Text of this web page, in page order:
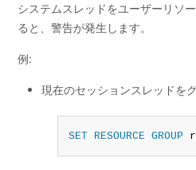
システムスレッドをユーザーリソ
ると、警告が発生します。
例:
現在のセッションスレッドを
SET RESOURCE GROUP